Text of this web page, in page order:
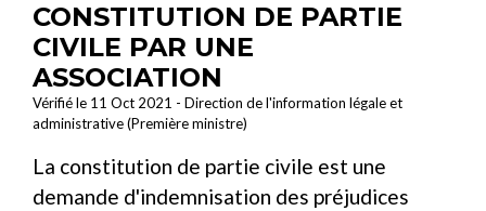
CONSTITUTION DE PARTIE
CIVILE PAR UNE
ASSOCIATION
Vérifié le 11 Oct 2021 - Direction de l'information légale et
administrative (Première ministre)
La constitution de partie civile est une
demande d'indemnisation des préjudices